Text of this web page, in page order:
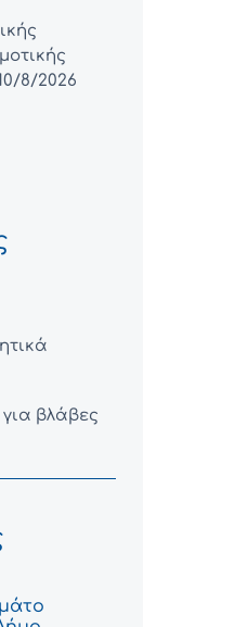
8/2026
βλάβες